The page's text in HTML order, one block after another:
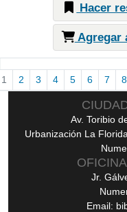
Hacer
Agregar
1 2 3 4 5 6 7 8
Av. Toribio
Urbanización La
Jr.
Email: